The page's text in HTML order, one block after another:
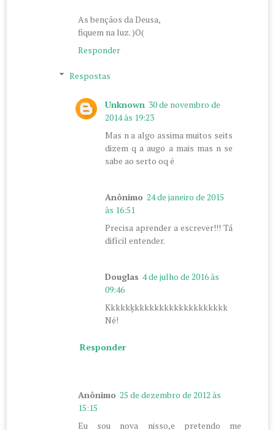
As bençãos da Deusa,
fiquem na luz. )O(
Responder
Respostas
Unknown 30 de novembro de
2014 às 19:23
Mas n a algo assima muitos seits
dizem q a augo a mais mas n se
sabe ao serto oq é
Anônimo 24 de janeiro de 2015
às 16:51
Precisa aprender a escrever!!! Tá
difícil entender.
Douglas 4 de julho de 2016 às
09:46
Kkkkkķkkkkkkkkkkkkkkkkkkk
Né!
Responder
Anônimo 25 de dezembro de 2012 às
15:15
Eu sou nova nisso,e pretendo me